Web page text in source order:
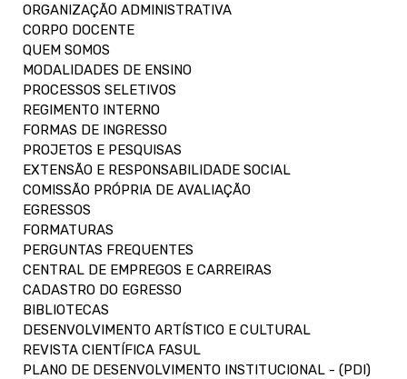
ORGANIZAÇÃO ADMINISTRATIVA
CORPO DOCENTE
QUEM SOMOS
MODALIDADES DE ENSINO
PROCESSOS SELETIVOS
REGIMENTO INTERNO
FORMAS DE INGRESSO
PROJETOS E PESQUISAS
EXTENSÃO E RESPONSABILIDADE SOCIAL
COMISSÃO PRÓPRIA DE AVALIAÇÃO
EGRESSOS
FORMATURAS
PERGUNTAS FREQUENTES
CENTRAL DE EMPREGOS E CARREIRAS
CADASTRO DO EGRESSO
BIBLIOTECAS
DESENVOLVIMENTO ARTÍSTICO E CULTURAL
REVISTA CIENTÍFICA FASUL
PLANO DE DESENVOLVIMENTO INSTITUCIONAL - (PDI)